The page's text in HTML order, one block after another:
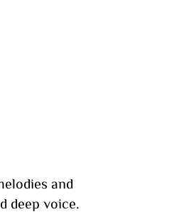
and
deep voice.